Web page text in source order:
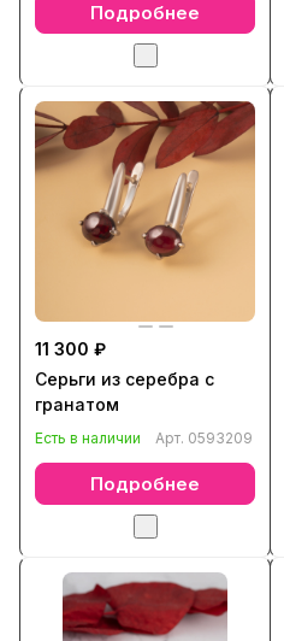
Подробнее
11 300 ₽
Серьги из серебра с
гранатом
Есть в наличии Арт. 0593209
Подробнее